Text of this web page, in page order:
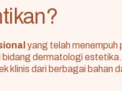
yang telah menempuh
bidang dermatologi
klinis dari berbagai bahan